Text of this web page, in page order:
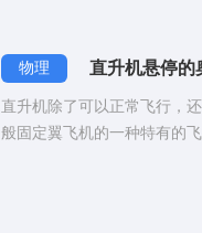
物理 直升机悬停的
直升机除了可以正常飞行，
般固定翼飞机的一种特有的飞